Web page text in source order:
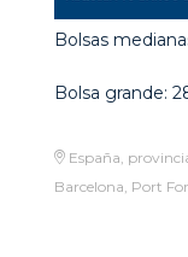
Bolsas
Bolsa grande:
España,
Barcelona, Port